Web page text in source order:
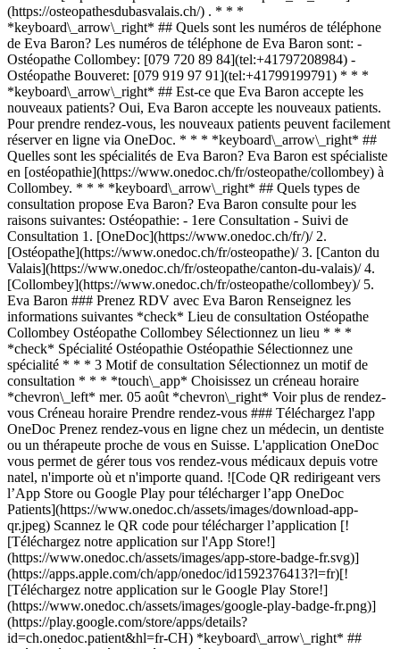
(https://osteopathesdubasvalais.ch/) . * * *
*keyboard\_arrow\_right* ## Quels sont les numéros de téléphone
de Eva Baron? Les numéros de téléphone de Eva Baron sont: -
Ostéopathe Collombey: [079 720 89 84](tel:+41797208984) -
Ostéopathe Bouveret: [079 919 97 91](tel:+41799199791) * * *
*keyboard\_arrow\_right* ## Est-ce que Eva Baron accepte les
nouveaux patients? Oui, Eva Baron accepte les nouveaux patients.
Pour prendre rendez-vous, les nouveaux patients peuvent facilement
réserver en ligne via OneDoc. * * * *keyboard\_arrow\_right* ##
Quelles sont les spécialités de Eva Baron? Eva Baron est spécialiste
en [ostéopathie](https://www.onedoc.ch/fr/osteopathe/collombey) à
Collombey. * * * *keyboard\_arrow\_right* ## Quels types de
consultation propose Eva Baron? Eva Baron consulte pour les
raisons suivantes: Ostéopathie: - 1ere Consultation - Suivi de
Consultation 1. [OneDoc](https://www.onedoc.ch/fr/)/ 2. [Ostéopathe](https://www.onedoc.ch/fr/osteopathe)/ 3. [Canton du Valais](https://www.onedoc.ch/fr/osteopathe/canton-du-valais)/ 4. [Collombey](https://www.onedoc.ch/fr/osteopathe/collombey)/ 5. Eva Baron ### Prenez RDV avec Eva Baron Renseignez les informations suivantes *check* Lieu de consultation Ostéopathe Collombey Ostéopathe Collombey Sélectionnez un lieu * * * *check* Spécialité Ostéopathie Ostéopathie Sélectionnez une spécialité * * * 3 Motif de consultation Sélectionnez un motif de consultation * * * *touch\_app* Choisissez un créneau horaire *chevron\_left* mer. 05 août *chevron\_right* Voir plus de rendez-vous Créneau horaire Prendre rendez-vous ### Téléchargez l'app OneDoc Prenez rendez-vous en ligne chez un médecin, un dentiste ou un thérapeute proche de vous en Suisse. L'application OneDoc vous permet de gérer tous vos rendez-vous médicaux depuis votre natel, n'importe où et n'importe quand. ![Code QR redirigeant vers l’App Store ou Google Play pour télécharger l’app OneDoc Patients](https://www.onedoc.ch/assets/images/download-app-qr.jpeg) Scannez le QR code pour télécharger l’application [![Téléchargez notre application sur l'App Store!](https://www.onedoc.ch/assets/images/app-store-badge-fr.svg)](https://apps.apple.com/ch/app/onedoc/id1592376413?l=fr)[![Téléchargez notre application sur le Google Play Store!](https://www.onedoc.ch/assets/images/google-play-badge-fr.png)](https://play.google.com/store/apps/details?id=ch.onedoc.patient&hl=fr-CH) *keyboard\_arrow\_right* ## Spécialités associées [Ostéopathe à Lausanne](https://www.onedoc.ch/fr/osteopathe/lausanne)[Ostéopathe à Vevey](https://www.onedoc.ch/fr/osteopathe/vevey)[Ostéopathe à Bulle](https://www.onedoc.ch/fr/osteopathe/bulle)[Ostéopathe à Sion](https://www.onedoc.ch/fr/osteopathe/sion)[Ostéopathe à Préverenges](https://www.onedoc.ch/fr/osteopathe/preverenges)[Ostéopathe à Pully](https://www.onedoc.ch/fr/osteopathe/pully)[Ostéopathe à Morges](https://www.onedoc.ch/fr/osteopathe/morges)[Ostéopathe à Châtel-Saint-Denis](https://www.onedoc.ch/fr/osteopathe/chatel-saint-denis)[Ostéopathe à Epalinges](https://www.onedoc.ch/fr/osteopathe/epalinges)[Ostéopathe à Renens](https://www.onedoc.ch/fr/osteopathe/renens)[Ostéopathe à Martigny](https://www.onedoc.ch/fr/osteopathe/martigny)[Ostéopathe à Savièse](https://www.onedoc.ch/fr/osteopathe/saviese)[Ostéopathe à Collombey](https://www.onedoc.ch/fr/osteopathe/collombey)[Ostéopathe à Crans-Montana](https://www.onedoc.ch/fr/osteopathe/crans-montana)[Ostéopathe à Sierre](https://www.onedoc.ch/fr/osteopathe/sierre)[Ostéopathe à Bex](https://www.onedoc.ch/fr/osteopathe/bex)[Ostéopathe à Lutry](https://www.onedoc.ch/fr/osteopathe/lutry)[Ostéopathe à Montreux](https://www.onedoc.ch/fr/osteopathe/montreux)[Ostéopathe à Port-Valais](https://www.onedoc.ch/fr/osteopathe/port-valais)[Ostéopathe à Froideville](https://www.onedoc.ch/fr/osteopathe/froideville)[Ostéopathe à La Tour-de-Peilz](https://www.onedoc.ch/fr/osteopathe/la-tour-de-peilz) *keyboard\_arrow\_right* ## Recherches fréquentes [Physiothérapeute à Lausanne](https://www.onedoc.ch/fr/physiotherapeute/lausanne)[Psychologue à Lausanne](https://www.onedoc.ch/fr/psychologue/lausanne)[Masseur classique à Lausanne](https://www.onedoc.ch/fr/masseur-classique/lausanne)[Ostéopathe à Lausanne](https://www.onedoc.ch/fr/osteopathe/lausanne)[Médecin généraliste à Lausanne](https://www.onedoc.ch/fr/medecin-generaliste/lausanne)[Thérapeute en drainage lymphatique à Lausanne](https://www.onedoc.ch/fr/therapeute-en-drainage-lymphatique/lausanne)[Réflexologue à Lausanne](https://www.onedoc.ch/fr/reflexologue/lausanne)[Médecin-dentiste à Lausanne](https://www.onedoc.ch/fr/medecin-dentiste/lausanne)[Ophtalmologue à Lausanne](https://www.onedoc.ch/fr/ophtalmologue/lausanne)[Acupuncteur à Lausanne](https://www.onedoc.ch/fr/acupuncteur/lausanne)[Masseur thérapeutique à Lausanne](https://www.onedoc.ch/fr/masseur-therapeutique/lausanne)[Thérapeute en hypnose à Lausanne](https://www.onedoc.ch/fr/therapeute-en-hypnose/lausanne)[Thérapeute en nutrition MCO à Lausanne](https://www.onedoc.ch/fr/therapeute-en-nutrition-mco/lausanne)[Gynécologue obstétricien à Lausanne](https://www.onedoc.ch/fr/gynecologue-obstetricien/lausanne)[Naturopathe MCO/TEN à Lausanne](https://www.onedoc.ch/fr/naturopathe-mco-ten/lausanne)[Physiothérapeute du sport à Lausanne](https://www.onedoc.ch/fr/physiotherapeute-du-sport/lausanne)[Psychothérapeute à Lausanne](https://www.onedoc.ch/fr/psychotherapeute/lausanne)[Ostéopathe à Vevey](https://www.onedoc.ch/fr/osteopathe/vevey)[Spécialiste en médecine interne générale à Lausanne](https://www.onedoc.ch/fr/specialiste-en-medecine-interne-generale/lausanne)[Hygiéniste dentaire à Lausanne](https://www.onedoc.ch/fr/hygieniste-dentaire/lausanne)[Physiothérapeute à Morges](https://www.onedoc.ch/fr/physiotherapeute/morges) *keyboard\_arrow\_right* ## Annuaire des professionnels de santé suisses [Liste des praticiens](https://www.onedoc.ch/fr/annuaire) [A](https://www.onedoc.ch/fr/annuaire/A) [B](https://www.onedoc.ch/fr/annuaire/B) [C](https://www.onedoc.ch/fr/annuaire/C) [D](https://www.onedoc.ch/fr/annuaire/D) [E](https://www.onedoc.ch/fr/annuaire/E) [F](https://www.onedoc.ch/fr/annuaire/F) [G](https://www.onedoc.ch/fr/annuaire/G) [H](https://www.onedoc.ch/fr/annuaire/H) [I](https://www.onedoc.ch/fr/annuaire/I) [J](https://www.onedoc.ch/fr/annuaire/J) [K](https://www.onedoc.ch/fr/annuaire/K) [L](https://www.onedoc.ch/fr/annuaire/L) [M](https://www.onedoc.ch/fr/annuaire/M) [N](https://www.onedoc.ch/fr/annuaire/N) [O](https://www.onedoc.ch/fr/annuaire/O) [P](https://www.onedoc.ch/fr/annuaire/P) [Q](https://www.onedoc.ch/fr/annuaire/Q) [R](https://www.onedoc.ch/fr/annuaire/R) [S](https://www.onedoc.ch/fr/annuaire/S) [T](https://www.onedoc.ch/fr/annuaire/T) [U](https://www.onedoc.ch/fr/annuaire/U) [V](https://www.onedoc.ch/fr/annuaire/V) [W](https://www.onedoc.ch/fr/annuaire/W) [X](https://www.onedoc.ch/fr/annuaire/X) [Y](https://www.onedoc.ch/fr/annuaire/Y) [Z](https://www.onedoc.ch/fr/annuaire/Z) ## OneDoc [Pour les professionnels de santé](https://info.onedoc.ch/fr/) [À propos de nous](https://info.onedoc.ch/fr/raison-d-etre/) [Presse](https://info.onedoc.ch/fr/presse/) [Carrières](https://career.onedoc.ch/fr) [Centre de confidentialité](https://privacy.onedoc.ch/fr/) [Gestion des cookies](javascript:Didomi.preferences.show%28%29) [Centre d'aide](https://help.onedoc.ch/fr/) ## Langues [Deutsch](https://www.onedoc.ch/de/osteopathin/collombey/pcl1c/eva-baron) [Français](https://www.onedoc.ch/fr/osteopathe/collombey/pcl1c/eva-baron) [Italiano](https://www.onedoc.ch/it/osteopata/collombey/pcl1c/eva-baron) [English](https://www.onedoc.ch/en/osteopath/collombey/pcl1c/eva-baron) ## Spécialités associées [Ostéopathe à Lausanne](https://www.onedoc.ch/fr/osteopathe/lausanne) [Ostéopathe à Vevey](https://www.onedoc.ch/fr/osteopathe/vevey) [Ostéopathe à Bulle](https://www.onedoc.ch/fr/osteopathe/bulle) [Ostéopathe à Sion](https://www.onedoc.ch/fr/osteopathe/sion) [Ostéopathe à Préverenges](https://www.onedoc.ch/fr/osteopathe/preverenges) [Ostéopathe à Pully](https://www.onedoc.ch/fr/osteopathe/pully) [Ostéopathe à Morges](https://www.onedoc.ch/fr/osteopathe/morges) [Ostéopathe à Châtel-Saint-Denis](https://www.onedoc.ch/fr/osteopathe/chatel-saint-denis) [Ostéopathe à Epalinges](https://www.onedoc.ch/fr/osteopathe/epalinges) [Ostéopathe à Renens](https://www.onedoc.ch/fr/osteopathe/renens) [Ostéopathe à Martigny](https://www.onedoc.ch/fr/osteopathe/martigny) [Ostéopathe à Savièse](https://www.onedoc.ch/fr/osteopathe/saviese) [Ostéopathe à Collombey](https://www.onedoc.ch/fr/osteopathe/collombey) [Ostéopathe à Crans-Montana](https://www.onedoc.ch/fr/osteopathe/crans-montana) [Ostéopathe à Sierre](https://www.onedoc.ch/fr/osteopathe/sierre) [Ostéopathe à Bex](https://www.onedoc.ch/fr/osteopathe/bex) [Ostéopathe à Lutry](https://www.onedoc.ch/fr/osteopathe/lutry) [Ostéopathe à Montreux](https://www.onedoc.ch/fr/osteopathe/montreux) [Ostéopathe à Port-Valais](https://www.onedoc.ch/fr/osteopathe/port-valais) [Ostéopathe à Froideville](https://www.onedoc.ch/fr/osteopathe/froideville) [Ostéopathe à La Tour-de-Peilz](https://www.onedoc.ch/fr/osteopathe/la-tour-de-peilz) ## Recherches fréquentes [Physiothérapeute à Lausanne](https://www.onedoc.ch/fr/physiotherapeute/lausanne) [Psychologue à Lausanne](https://www.onedoc.ch/fr/psychologue/lausanne) [Massage classique à Lausanne](https://www.onedoc.ch/fr/masseur-classique/lausanne) [Ostéopathe à Lausanne](https://www.onedoc.ch/fr/osteopathe/lausanne) [Médecin généraliste à Lausanne](https://www.onedoc.ch/fr/medecin-generaliste/lausanne) [Thérapeute en drainage lymphatique à Lausanne](https://www.onedoc.ch/fr/therapeute-en-drainage-lymphatique/lausanne) [Réflexologue à Lausanne](https://www.onedoc.ch/fr/reflexologue/lausanne) [Médecin-dentiste à Lausanne](https://www.onedoc.ch/fr/medecin-dentiste/lausanne) [Ophtalmologue à Lausanne](https://www.onedoc.ch/fr/ophtalmologue/lausanne) [Acupuncture à Lausanne](https://www.onedoc.ch/fr/acupuncteur/lausanne) [Massage thérapeutique à Lausanne](https://www.onedoc.ch/fr/masseur-therapeutique/lausanne) [Thérapeute en hypnose à Lausanne](https://www.onedoc.ch/fr/therapeute-en-hypnose/lausanne) [Thérapeute en nutrition MCO à Lausanne](https://www.onedoc.ch/fr/therapeute-en-nutrition-mco/lausanne) [Gynécologue obstétricien à Lausanne](https://www.onedoc.ch/fr/gynecologue-obstetricien/lausanne) [Naturopathe MCO/TEN à Lausanne](https://www.onedoc.ch/fr/naturopathe-mco-ten/lausanne) [Physiothérapeute du sport à Lausanne](https://www.onedoc.ch/fr/physiotherapeute-du-sport/lausanne) [Psychothérapeute à Lausanne](https://www.onedoc.ch/fr/psychotherapeute/lausanne) [Ostéopathe à Vevey](https://www.onedoc.ch/fr/osteopathe/vevey) [Spécialiste en